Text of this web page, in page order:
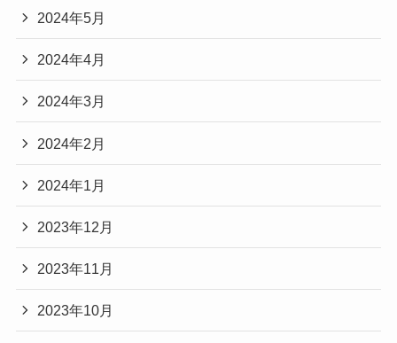
2024年5月
2024年4月
2024年3月
2024年2月
2024年1月
2023年12月
2023年11月
2023年10月